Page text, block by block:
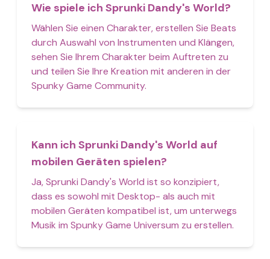
Wie spiele ich Sprunki Dandy's World?
Wählen Sie einen Charakter, erstellen Sie Beats
durch Auswahl von Instrumenten und Klängen,
sehen Sie Ihrem Charakter beim Auftreten zu
und teilen Sie Ihre Kreation mit anderen in der
Spunky Game Community.
Kann ich Sprunki Dandy's World auf
mobilen Geräten spielen?
Ja, Sprunki Dandy's World ist so konzipiert,
dass es sowohl mit Desktop- als auch mit
mobilen Geräten kompatibel ist, um unterwegs
Musik im Spunky Game Universum zu erstellen.